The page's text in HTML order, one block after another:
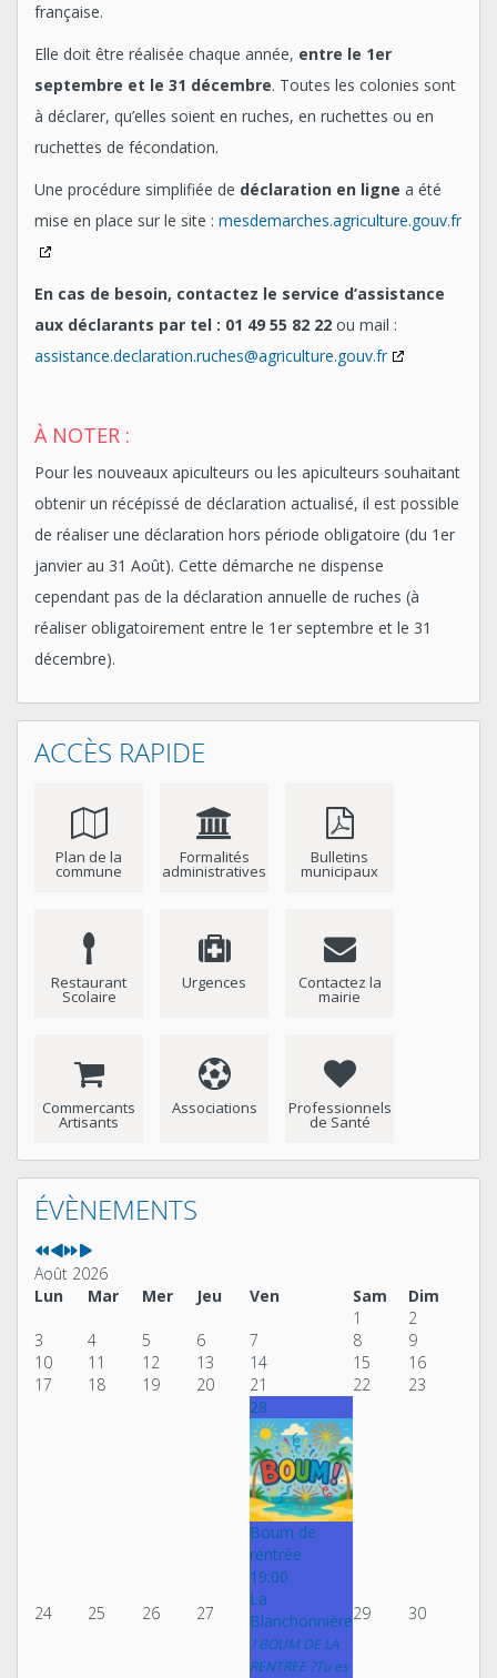
française.
Elle doit être réalisée chaque année, entre le 1er
septembre et le 31 décembre. Toutes les colonies sont
à déclarer, qu’elles soient en ruches, en ruchettes ou en
ruchettes de fécondation.
Une procédure simplifiée de déclaration en ligne a été
mise en place sur le site : mesdemarches.agriculture.gouv.fr
En cas de besoin, contactez le service d’assistance
aux déclarants par tel : 01 49 55 82 22 ou mail :
assistance.declaration.ruches@agriculture.gouv.fr
À NOTER :
Pour les nouveaux apiculteurs ou les apiculteurs souhaitant
obtenir un récépissé de déclaration actualisé, il est possible
de réaliser une déclaration hors période obligatoire (du 1er
janvier au 31 Août). Cette démarche ne dispense
cependant pas de la déclaration annuelle de ruches (à
réaliser obligatoirement entre le 1er septembre et le 31
décembre).
ACCÈS RAPIDE
Plan de la
commune
Formalités
administratives
Bulletins
municipaux
Restaurant
Scolaire
Urgences Contactez la
mairie
Commercants
Artisants
Associations Professionnels
de Santé
ÉVÈNEMENTS
Année
précédente
Mois
précédent
Année
suivante
Mois
suivant
Août 2026
Lun
Mar Mer Jeu Ven Sam
Dim
1
2
3
4 5 6 7 8
9
10
11 12 13 14 15
16
17
18 19 20 21 22 23
24 25 26 27
28
Boum de
rentrée
19:00
La
Blanchonnière
? BOUM DE LA
RENTREE ?Tu es
29 30